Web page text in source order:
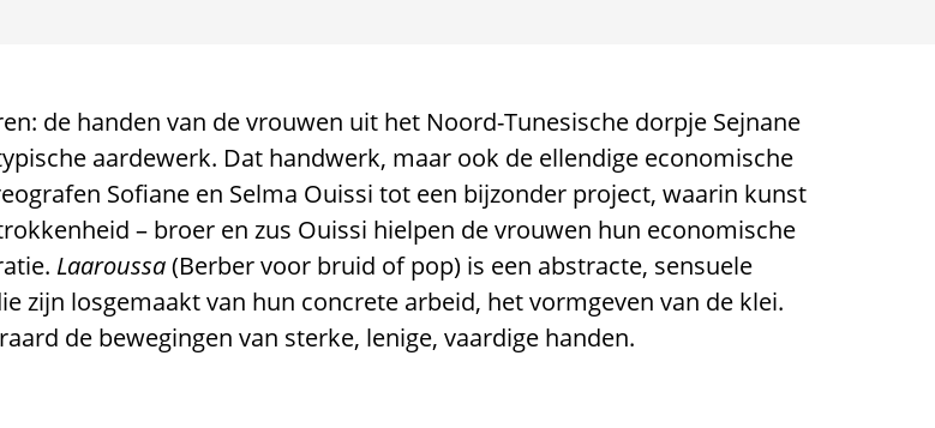
de handen van de vrouwen uit het Noord-Tunesische dorpje Sejnane
aardewerk. Dat handwerk, maar ook de ellendige economische
Sofiane en Selma Ouissi tot een bijzonder project, waarin kunst
– broer en zus Ouissi hielpen de vrouwen hun economische
Laaroussa(Berber voor bruid of pop) is een abstracte, sensuele
zijn losgemaakt van hun concrete arbeid, het vormgeven van de klei.
de bewegingen van sterke, lenige, vaardige handen.